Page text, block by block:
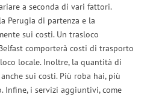
a seconda di vari fattori.
Perugia di partenza e la
sui costi. Un trasloco
comporterà costi di trasporto
locale. Inoltre, la quantità di
sui costi. Più roba hai, più
Infine, i servizi aggiuntivi, come